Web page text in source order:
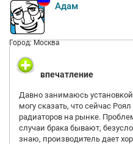
Адам
Город: Москва
впечатление
Давно занимаюсь
могу сказать, что сейчас
радиаторов на рынке.
случаи брака бывают,
знаю, производитель дает